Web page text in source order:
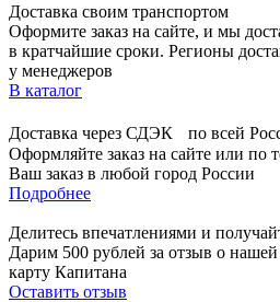
Доставка своим транспортом
Оформите заказ на сайте, и мы
в кратчайшие сроки. Регионы
у менеджеров
В каталог
Доставка через СДЭК по всей
Оформляйте заказ на сайте или по
Ваш заказ в любой город России
Подробнее
Делитесь впечатлениями и
Дарим 500 рублей за отзыв о
карту Капитана
Оставить отзыв